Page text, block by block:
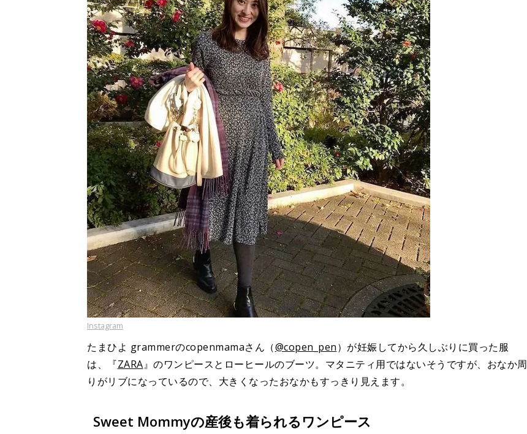
Instagram
たまひよ grammerのcopenmamaさん（@copen_pen）が妊娠してから久しぶりに買った服
は、『ZARA』のワンピースとローヒールのブーツ。マタニティ用ではないそうですが、おなか周
りがリブになっているので、大きくなったおなかもすっきり見えます。
Sweet Mommyの産後も着られるワンピース